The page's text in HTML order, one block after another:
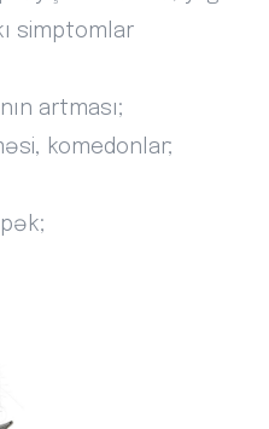
simptomlar
artması;
komedonlar;